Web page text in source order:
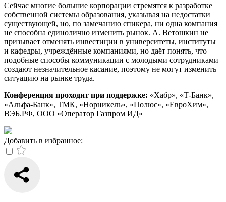
Сейчас многие большие корпорации стремятся к разработке
собственной системы образования, указывая на недостатки
существующей, но, по замечанию спикера, ни одна компания
не способна единолично изменить рынок. А. Ветошкин не
призывает отменять инвестиции в университеты, институты
и кафедры, учреждённые компаниями, но даёт понять, что
подобные способы коммуникации с молодыми сотрудниками
создают незначительное касание, поэтому не могут изменить
ситуацию на рынке труда.
Конференция проходит при поддержке: «Хабр», «Т-Банк»,
«Альфа-Банк», ТМК, «Норникель», «Полюс», «ЕвроХим»,
ВЭБ.РФ, ООО «Оператор Газпром ИД»
Добавить в избранное: